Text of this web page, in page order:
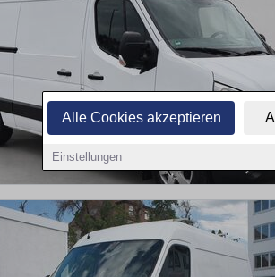
Alle Cookies akzeptieren
Einstellungen